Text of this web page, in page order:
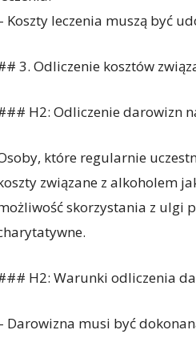
Koszty leczenia muszą być
3. Odliczenie kosztów
H2: Odliczenie darowizn
które regularnie
związane z alkoholem
skorzystania z ulgi
H2: Warunki odliczenia
Darowizna musi być